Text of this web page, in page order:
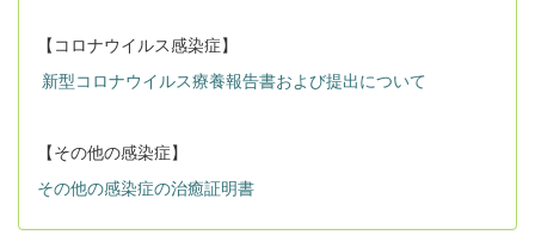
【コロナウイルス感染症】
新型コロナウイルス療養報告書および提出について
【その他の感染症】
その他の感染症の治癒証明書